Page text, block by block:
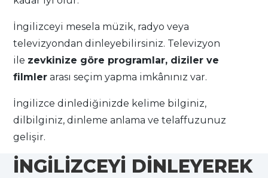
İngilizceyi mesela müzik, radyo veya
televizyondan dinleyebilirsiniz. Televizyon
ile zevkinize göre programlar, diziler ve
filmler arası seçim yapma imkânınız var.
İngilizce dinlediğinizde kelime bilginiz,
dilbilginiz, dinleme anlama ve telaffuzunuz
gelişir.
İNGİLİZCEYİ DİNLEYEREK